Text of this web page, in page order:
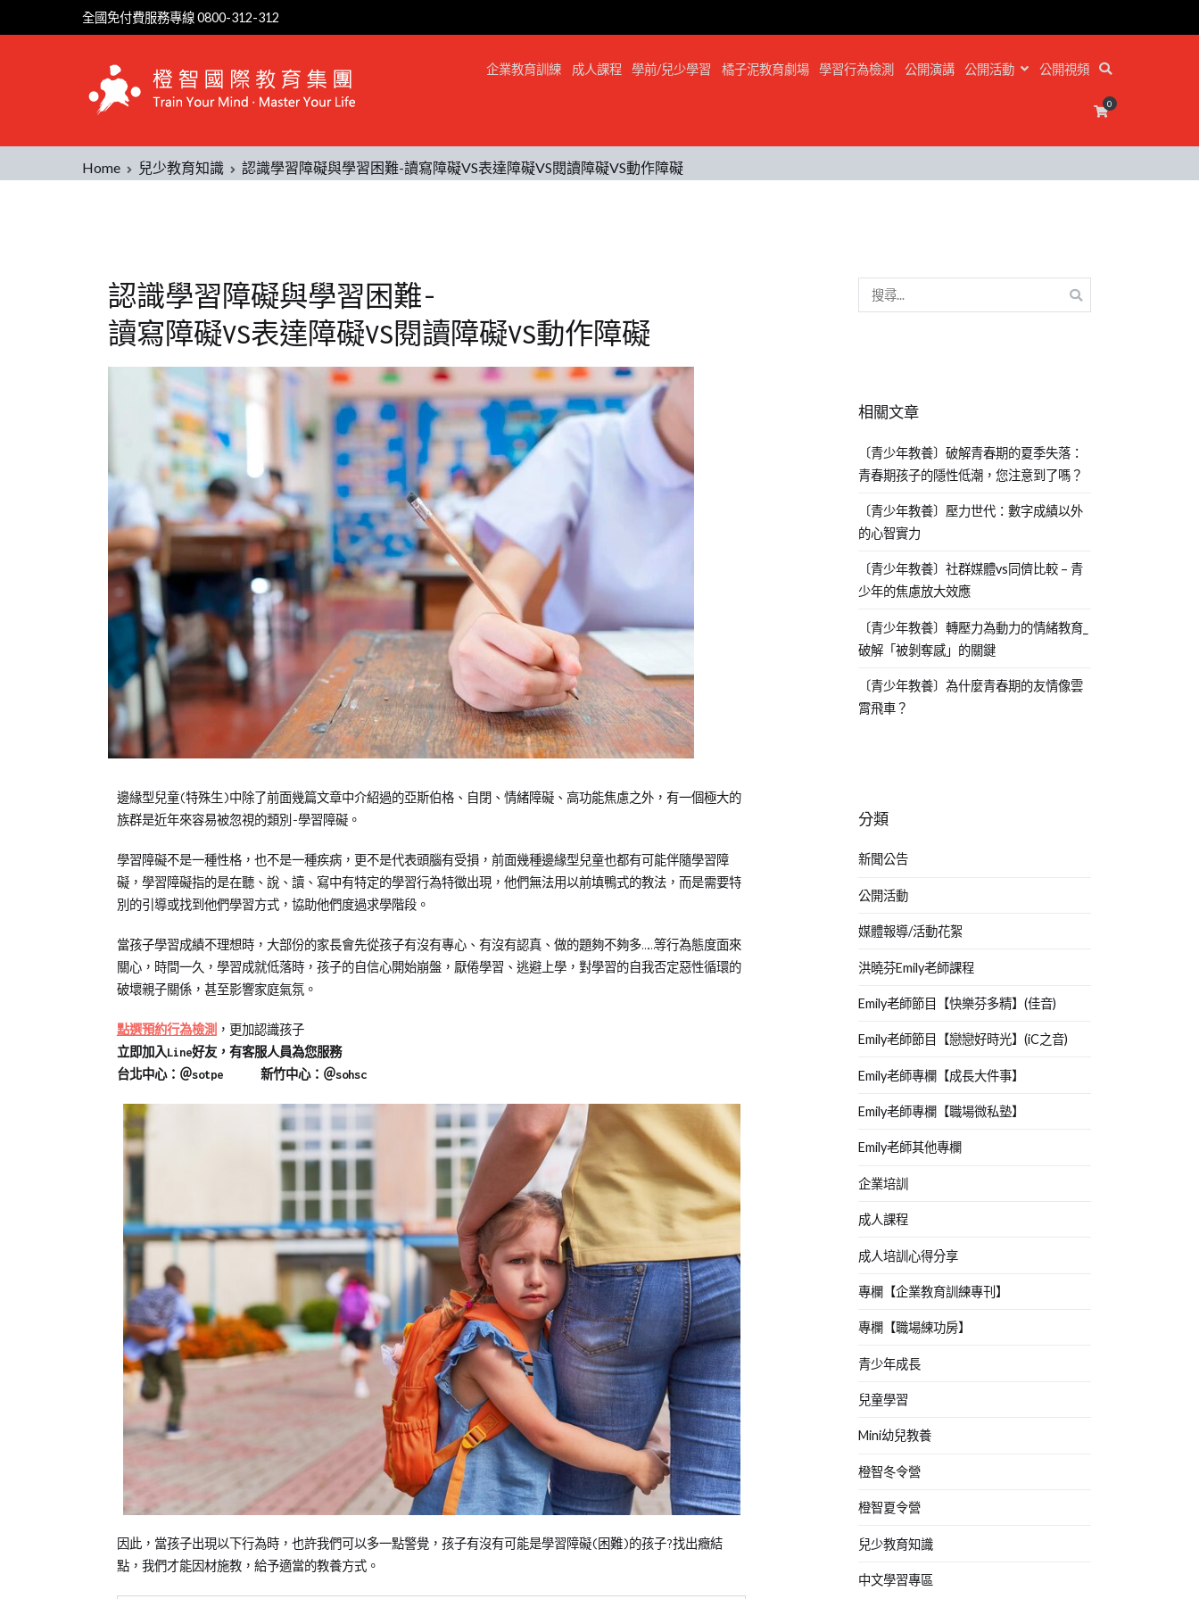
全國免付費服務專線 0800-312-312
企業教育訓練 成人課程 學前/兒少學習 橘子泥教育劇場 學習行為檢測 公開演講 公開活動 公開視頻
0
Home 兒少教育知識 認識學習障礙與學習困難-讀寫障礙VS表達障礙VS閱讀障礙VS動作障礙
認識學習障礙與學習困難-
讀寫障礙VS表達障礙VS閱讀障礙VS動作障礙
Posted
on
04-
15
Posted
少
教
育
識
邊緣型兒童(特殊生)中除了前面幾篇文章中介紹過的亞斯伯格、自閉、情緒障礙、高功能焦慮之外，有一個極大的
族群是近年來容易被忽視的類別-學習障礙。
學習障礙不是一種性格，也不是一種疾病，更不是代表頭腦有受損，前面幾種邊緣型兒童也都有可能伴隨學習障
礙，學習障礙指的是在聽、說、讀、寫中有特定的學習行為特徵出現，他們無法用以前填鴨式的教法，而是需要特
別的引導或找到他們學習方式，協助他們度過求學階段。
當孩子學習成績不理想時，大部份的家長會先從孩子有沒有專心、有沒有認真、做的題夠不夠多……等行為態度面來
關心，時間一久，學習成就低落時，孩子的自信心開始崩盤，厭倦學習、逃避上學，對學習的自我否定惡性循環的
破壞親子關係，甚至影響家庭氣氛。
點選預約行為檢測 ，更加認識孩子
立即加入Line好友，有客服人員為您服務
台北中心：＠sotpe 新竹中心：＠sohsc
因此，當孩子出現以下行為時，也許我們可以多一點警覺，孩子有沒有可能是學習障礙(困難)的孩子?找出癥結
點，我們才能因材施教，給予適當的教養方式。
相關文章
〔青少年教養〕破解青春期的夏季失落：
青春期孩子的隱性低潮，您注意到了嗎？
〔青少年教養〕壓力世代：數字成績以外
的心智實力
〔青少年教養〕社群媒體vs同儕比較 – 青
少年的焦慮放大效應
〔青少年教養〕轉壓力為動力的情緒教育_
破解「被剝奪感」的關鍵
〔青少年教養〕為什麼青春期的友情像雲
霄飛車？
分類
新聞公告
公開活動
媒體報導/活動花絮
洪曉芬Emily老師課程
Emily老師節目【快樂芬多精】(佳音)
Emily老師節目【戀戀好時光】(iC之音)
Emily老師專欄【成長大件事】
Emily老師專欄【職場微私塾】
Emily老師其他專欄
企業培訓
成人課程
成人培訓心得分享
專欄【企業教育訓練專刊】
專欄【職場練功房】
青少年成長
兒童學習
Mini幼兒教養
橙智冬令營
橙智夏令營
兒少教育知識
中文學習專區